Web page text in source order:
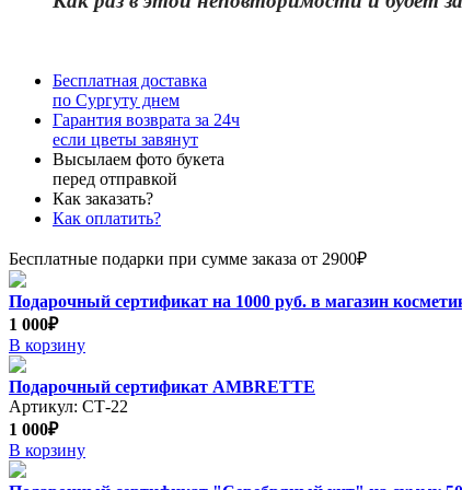
Бесплатная доставка
по Сургуту днем
Гарантия возврата за 24ч
если цветы завянут
Высылаем фото букета
перед отправкой
Как заказать?
Как оплатить?
Бесплатные подарки при сумме заказа от 2900₽
Подарочный сертификат на 1000 руб. в магазин
1 000₽
В корзину
Подарочный сертификат AMBRETTE
Артикул: СТ-22
1 000₽
В корзину